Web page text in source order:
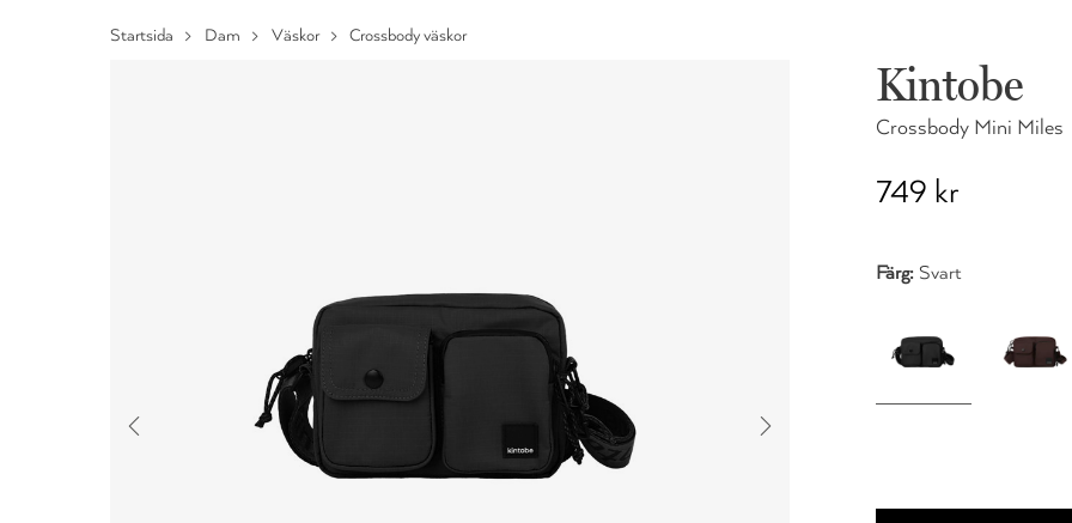
Startsida Dam Väskor Crossbody väskor
Kintobe
Crossbody Mini Miles
749 kr
Färg: Svart